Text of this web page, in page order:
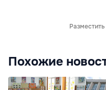
Похожие